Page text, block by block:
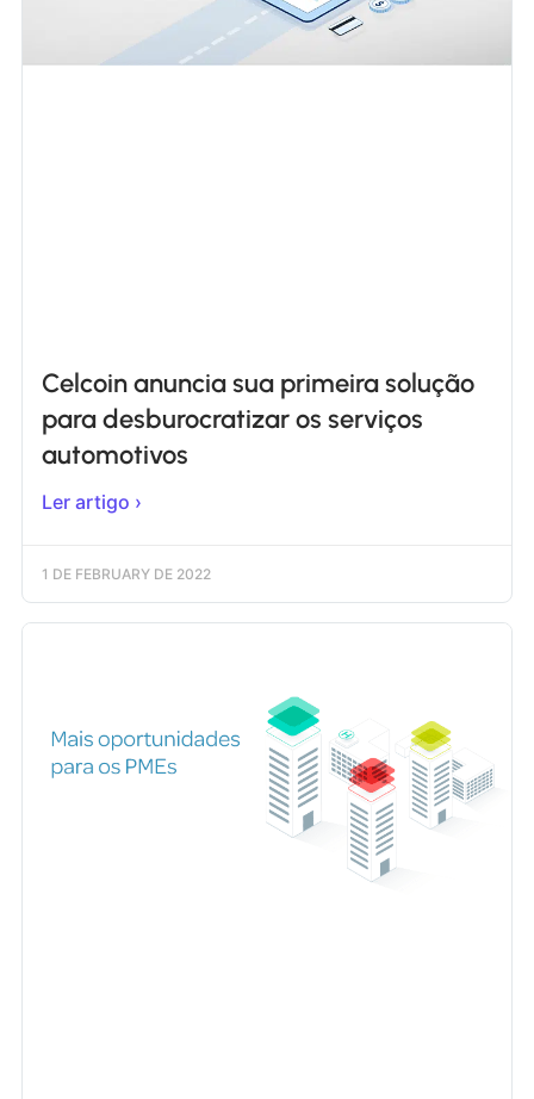
Celcoin anuncia sua primeira solução
para desburocratizar os serviços
automotivos
Ler artigo ›
1 DE FEBRUARY DE 2022